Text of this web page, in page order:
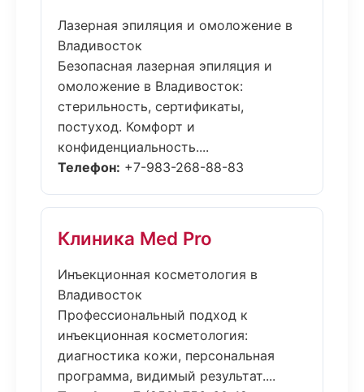
Лазерная эпиляция и омоложение в
Владивосток
Безопасная лазерная эпиляция и
омоложение в Владивосток:
стерильность, сертификаты,
постуход. Комфорт и
конфиденциальность....
Телефон: +7-983-268-88-83
Клиника Med Pro
Инъекционная косметология в
Владивосток
Профессиональный подход к
инъекционная косметология:
диагностика кожи, персональная
программа, видимый результат....